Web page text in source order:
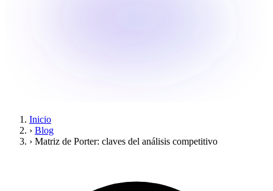
Inicio
› Blog
› Matriz de Porter: claves del análisis competitivo